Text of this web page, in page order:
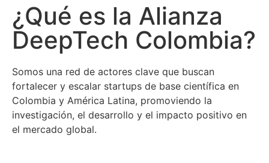
¿Qué es la Alianza
DeepTech Colombia?
Somos una red de actores clave que buscan
fortalecer y escalar startups de base científica en
Colombia y América Latina, promoviendo la
investigación, el desarrollo y el impacto positivo en
el mercado global.